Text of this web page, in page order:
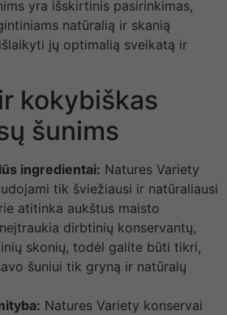
yra išskirtinis pasirinkimas,
natūralią ir skanią
jų optimalią sveikatą ir
kokybiškas
šunims
ingredientai: Natures Variety
tik šviežiausi ir natūraliausi
atitinka aukštus maisto
dirbtinių konservantų,
skonių, todėl galite būti tikri,
šuniui tik gryną ir natūralų
Natures Variety konservai